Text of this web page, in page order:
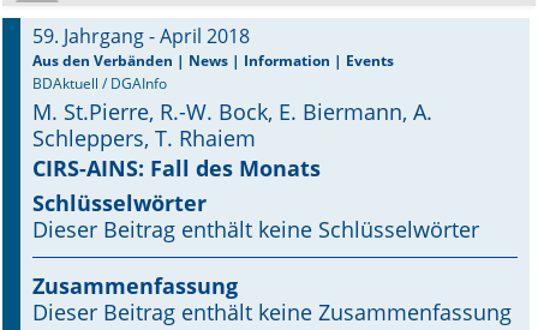
Suche
Aktuelle Ausgabe
Leitlinien
Archiv
Supplements
Supplements OrphanAnesthesia
59. Jahrgang - April 2018
Aus den Verbänden | News | Information | Events
BDAktuell / DGAInfo
M. St.Pierre, R.-W. Bock, E. Biermann, A.
Schleppers, T. Rhaiem
CIRS-AINS: Fall des Monats
Schlüsselwörter
Dieser Beitrag enthält keine Schlüsselwörter
Zusammenfassung
Dieser Beitrag enthält keine Zusammenfassung